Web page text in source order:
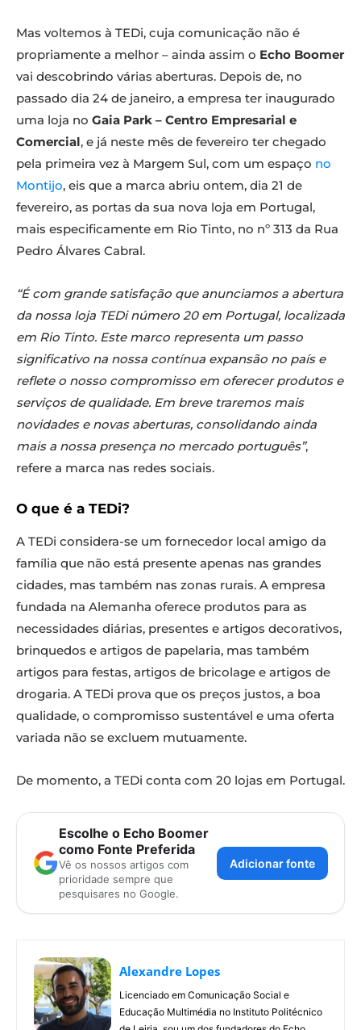
Mas voltemos à TEDi, cuja comunicação não é
propriamente a melhor – ainda assim o Echo Boomer
vai descobrindo várias aberturas. Depois de, no
passado dia 24 de janeiro, a empresa ter inaugurado
uma loja no Gaia Park – Centro Empresarial e
Comercial, e já neste mês de fevereiro ter chegado
pela primeira vez à Margem Sul, com um espaço no
Montijo, eis que a marca abriu ontem, dia 21 de
fevereiro, as portas da sua nova loja em Portugal,
mais especificamente em Rio Tinto, no nº 313 da Rua
Pedro Álvares Cabral.
“É com grande satisfação que anunciamos a abertura
da nossa loja TEDi número 20 em Portugal, localizada
em Rio Tinto. Este marco representa um passo
significativo na nossa contínua expansão no país e
reflete o nosso compromisso em oferecer produtos e
serviços de qualidade. Em breve traremos mais
novidades e novas aberturas, consolidando ainda
mais a nossa presença no mercado português”,
refere a marca nas redes sociais.
O que é a TEDi?
A TEDi considera-se um fornecedor local amigo da
família que não está presente apenas nas grandes
cidades, mas também nas zonas rurais. A empresa
fundada na Alemanha oferece produtos para as
necessidades diárias, presentes e artigos decorativos,
brinquedos e artigos de papelaria, mas também
artigos para festas, artigos de bricolage e artigos de
drogaria. A TEDi prova que os preços justos, a boa
qualidade, o compromisso sustentável e uma oferta
variada não se excluem mutuamente.
De momento, a TEDi conta com 20 lojas em Portugal.
Escolhe o Echo Boomer
como Fonte Preferida
Vê os nossos artigos com
prioridade sempre que
pesquisares no Google.
Adicionar fonte
Alexandre Lopes
Licenciado em Comunicação Social e
Educação Multimédia no Instituto Politécnico